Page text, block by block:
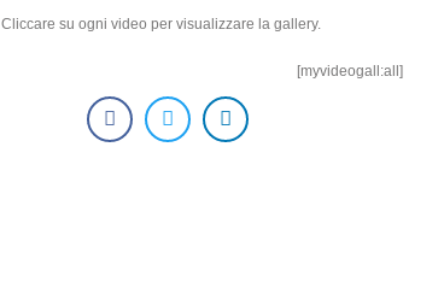
Cliccare su ogni video per visualizzare la gallery.
[myvideogall:all]